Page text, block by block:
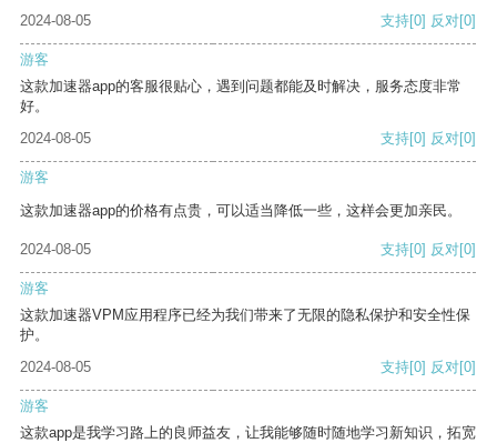
2024-08-05 支持[0] 反对[0]
游客
这款加速器app的客服很贴心，遇到问题都能及时解决，服务态度非常
好。
2024-08-05
支持[0] 反对[0]
游客
这款加速器app的价格有点贵，可以适当降低一些，这样会更加亲民。
2024-08-05 支持[0] 反对[0]
游客
这款加速器VPM应用程序已经为我们带来了无限的隐私保护和安全性保
护。
2024-08-05
支持[0] 反对[0]
游客
这款app是我学习路上的良师益友，让我能够随时随地学习新知识，拓宽